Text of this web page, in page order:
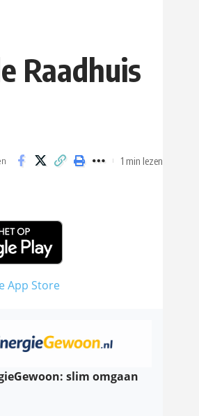
Raadhuis
1 min lezen
slim omgaan